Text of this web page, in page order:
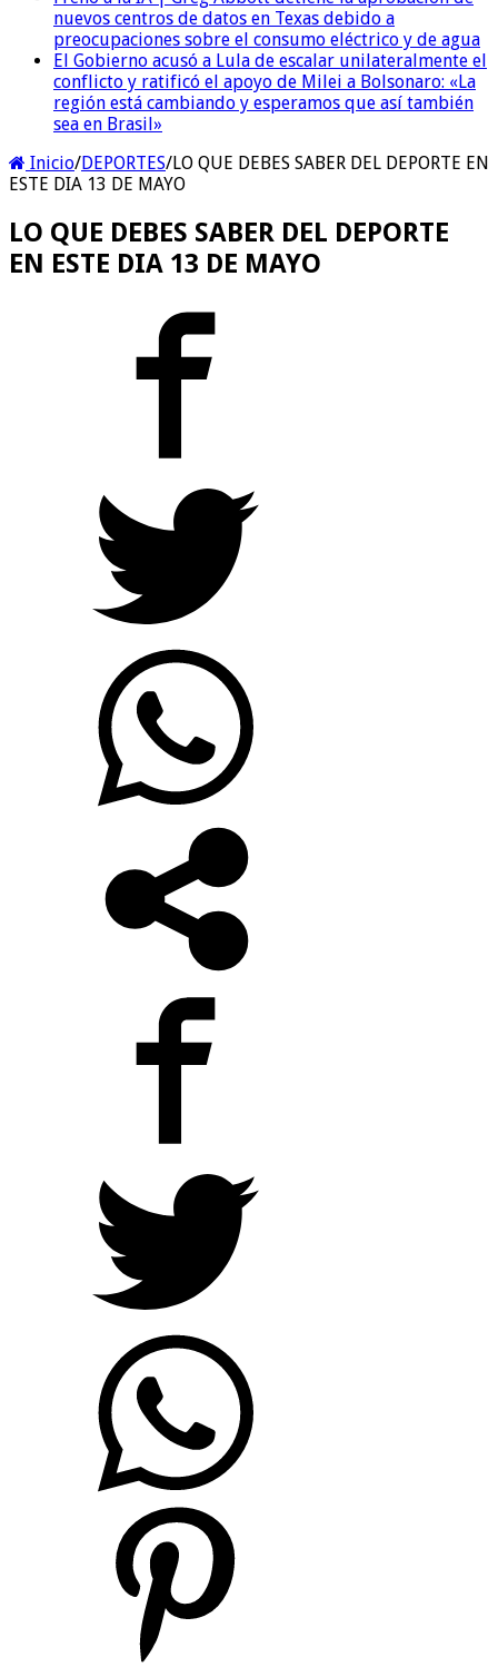
nuevos centros de datos en Texas debido a
preocupaciones sobre el consumo eléctrico y de agua
El Gobierno acusó a Lula de escalar unilateralmente el
conflicto y ratificó el apoyo de Milei a Bolsonaro: «La
región está cambiando y esperamos que así también
sea en Brasil»
Inicio/DEPORTES/LO QUE DEBES SABER DEL DEPORTE EN
ESTE DIA 13 DE MAYO
LO QUE DEBES SABER DEL DEPORTE
EN ESTE DIA 13 DE MAYO